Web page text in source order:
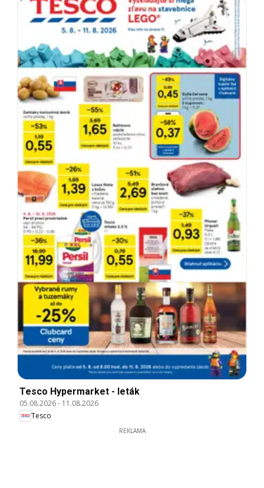
Tesco Hypermarket - leták
05.08.2026- 11.08.2026
Tesco
REKLAMA